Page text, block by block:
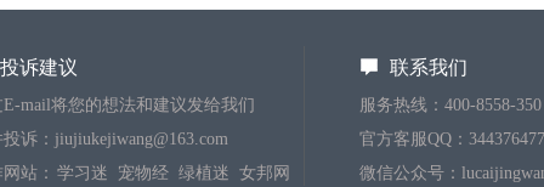
投诉建议
mail将您的想法和建议发给我们
诉：jiujiukejiwang@163.com
站： 学习迷 宠物经 绿植迷 女邦网
联系我们
服务热线：400-8558-350
官方客服QQ：
微信公众号：